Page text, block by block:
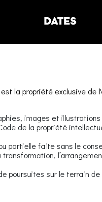
DATES
la propriété exclusive de
images et
de la propriété
partielle faite sans le
poursuites sur le terrain